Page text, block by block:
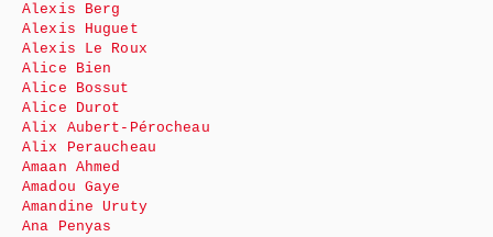
Alexis Berg
Alexis Huguet
Alexis Le Roux
Alice Bien
Alice Bossut
Alice Durot
Alix Aubert-Pérocheau
Alix Peraucheau
Amaan Ahmed
Amadou Gaye
Amandine Uruty
Ana Penyas